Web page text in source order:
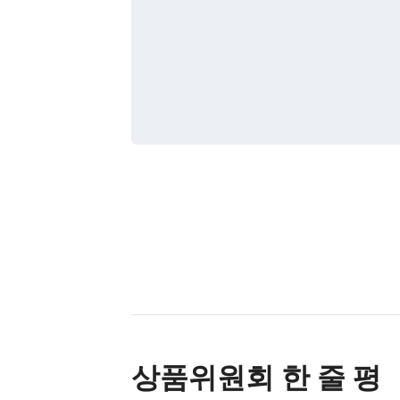
상품위원회 한 줄 평